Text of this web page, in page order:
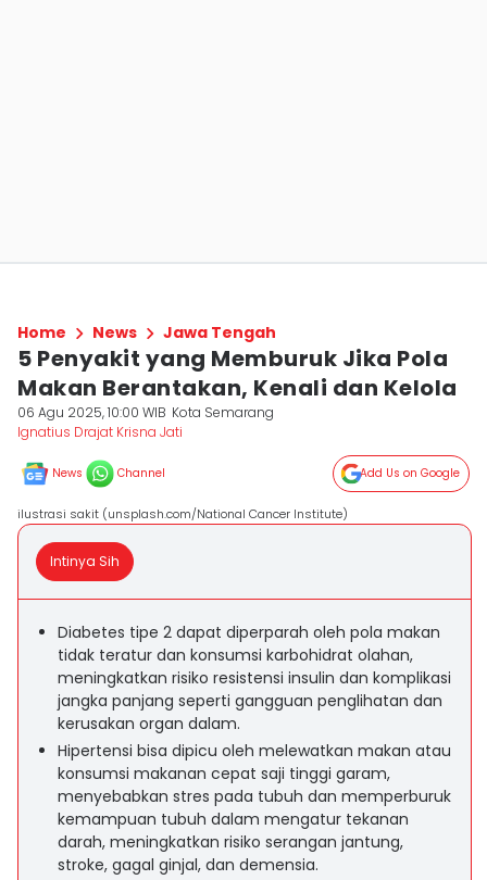
Home News Jawa Tengah
5 Penyakit yang Memburuk Jika Pola
Makan Berantakan, Kenali dan Kelola
06 Agu 2025, 10:00 WIB Kota Semarang
Ignatius Drajat Krisna Jati
News Channel Add Us on Google
ilustrasi sakit (unsplash.com/National Cancer Institute)
Intinya Sih
Diabetes tipe 2 dapat diperparah oleh pola makan
tidak teratur dan konsumsi karbohidrat olahan,
meningkatkan risiko resistensi insulin dan komplikasi
jangka panjang seperti gangguan penglihatan dan
kerusakan organ dalam.
Hipertensi bisa dipicu oleh melewatkan makan atau
konsumsi makanan cepat saji tinggi garam,
menyebabkan stres pada tubuh dan memperburuk
kemampuan tubuh dalam mengatur tekanan
darah, meningkatkan risiko serangan jantung,
stroke, gagal ginjal, dan demensia.